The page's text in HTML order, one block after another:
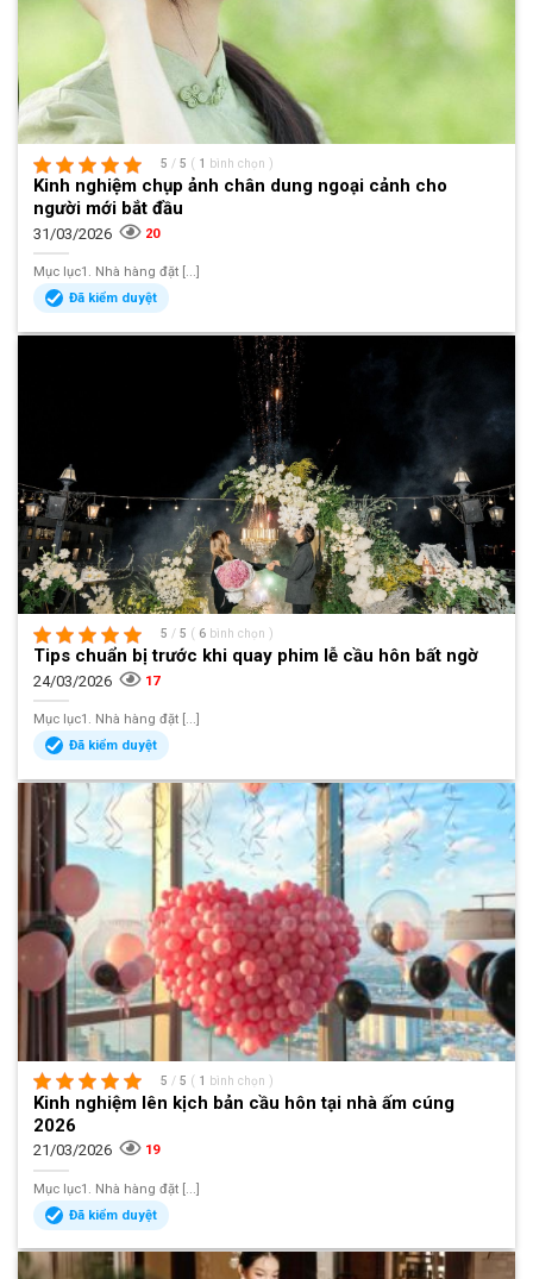
5 / 5 ( 1 bình chọn )
Kinh nghiệm chụp ảnh chân dung ngoại cảnh cho
người mới bắt đầu
31/03/2026 20
Mục lục1. Nhà hàng đặt [...]
Đã kiểm duyệt
5 / 5 ( 6 bình chọn )
Tips chuẩn bị trước khi quay phim lễ cầu hôn bất ngờ
24/03/2026 17
Mục lục1. Nhà hàng đặt [...]
Đã kiểm duyệt
5 / 5 ( 1 bình chọn )
Kinh nghiệm lên kịch bản cầu hôn tại nhà ấm cúng
2026
21/03/2026 19
Mục lục1. Nhà hàng đặt [...]
Đã kiểm duyệt